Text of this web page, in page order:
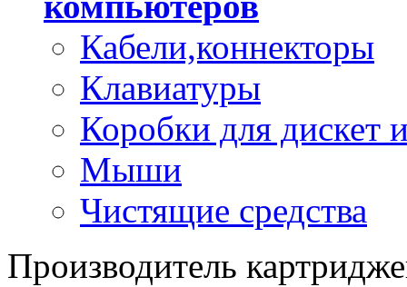
Кабели,коннекторы
Клавиатуры
Коробки для дискет
Мыши
Чистящие средства
Производитель